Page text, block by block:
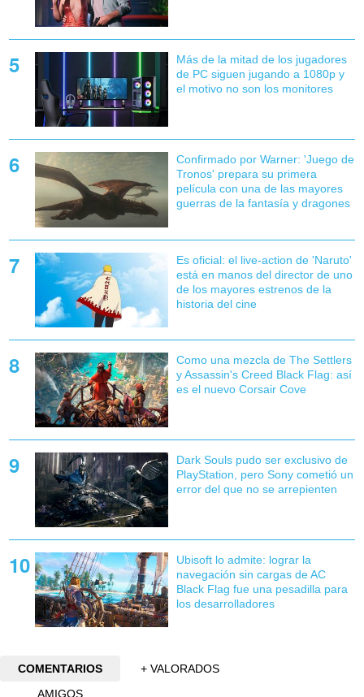
Más de la mitad de los jugadores
de PC siguen jugando a 1080p y
el motivo no son los monitores
Confirmado por Warner: 'Juego de
Tronos' prepara su primera
película con una de las mayores
guerras de la fantasía y dragones
Es oficial: el live-action de 'Naruto'
está en manos del director de uno
de los mayores estrenos de la
historia del cine
Como una mezcla de The Settlers
y Assassin's Creed Black Flag: así
es el nuevo Corsair Cove
Dark Souls pudo ser exclusivo de
PlayStation, pero Sony cometió un
error del que no se arrepienten
Ubisoft lo admite: lograr la
navegación sin cargas de AC
Black Flag fue una pesadilla para
los desarrolladores
COMENTARIOS
+ VALORADOS
AMIGOS